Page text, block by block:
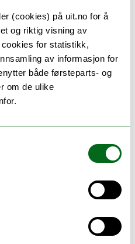
(cookies) på uit.no for å
og riktig visning av
for statistikk,
av informasjon for
både førsteparts- og
om de ulike
Statistisk analyse,
av datasett.
intelligens:Forståelse
applikasjoner og